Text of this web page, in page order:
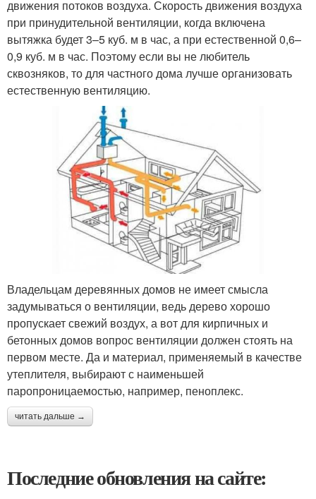
движения потоков воздуха. Скорость движения воздуха
при принудительной вентиляции, когда включена
вытяжка будет 3–5 куб. м в час, а при естественной 0,6–
0,9 куб. м в час. Поэтому если вы не любитель
сквозняков, то для частного дома лучше организовать
естественную вентиляцию.
Владельцам деревянных домов не имеет смысла
задумываться о вентиляции, ведь дерево хорошо
пропускает свежий воздух, а вот для кирпичных и
бетонных домов вопрос вентиляции должен стоять на
первом месте. Да и материал, применяемый в качестве
утеплителя, выбирают с наименьшей
паропроницаемостью, например, пеноплекс.
читать дальше →
Последние обновления на сайте: